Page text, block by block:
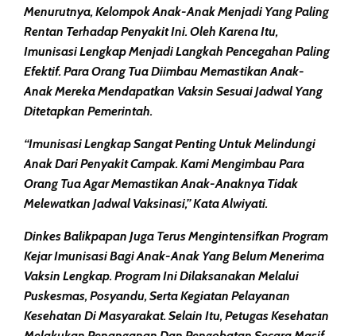
Menurutnya, Kelompok Anak-Anak Menjadi Yang Paling
Rentan Terhadap Penyakit Ini. Oleh Karena Itu,
Imunisasi Lengkap Menjadi Langkah Pencegahan Paling
Efektif. Para Orang Tua Diimbau Memastikan Anak-
Anak Mereka Mendapatkan Vaksin Sesuai Jadwal Yang
Ditetapkan Pemerintah.
“Imunisasi Lengkap Sangat Penting Untuk Melindungi
Anak Dari Penyakit Campak. Kami Mengimbau Para
Orang Tua Agar Memastikan Anak-Anaknya Tidak
Melewatkan Jadwal Vaksinasi,” Kata Alwiyati.
Dinkes Balikpapan Juga Terus Mengintensifkan Program
Kejar Imunisasi Bagi Anak-Anak Yang Belum Menerima
Vaksin Lengkap. Program Ini Dilaksanakan Melalui
Puskesmas, Posyandu, Serta Kegiatan Pelayanan
Kesehatan Di Masyarakat. Selain Itu, Petugas Kesehatan